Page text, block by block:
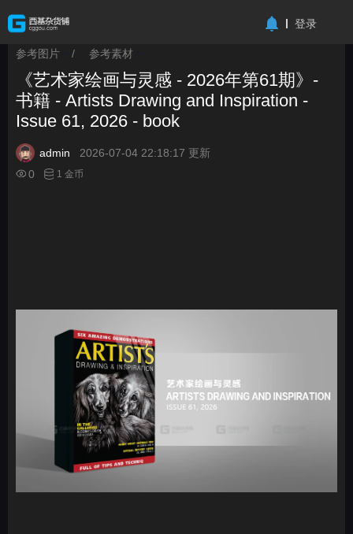
登录
参考图片 / 参考素材
《艺术家绘画与灵感 - 2026年第61期》-
书籍 - Artists Drawing and Inspiration -
Issue 61, 2026 - book
admin
2026-07-04 22:18:17 更新
0
1 金币